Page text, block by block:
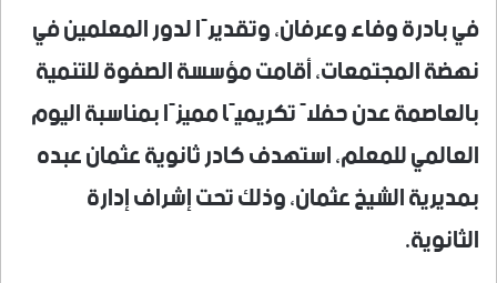
في بادرة وفاء وعرفان، وتقديرًا لدور المعلمين في
نهضة المجتمعات، أقامت مؤسسة الصفوة للتنمية
بالعاصمة عدن حفلاً تكريميًا مميزًا بمناسبة اليوم
العالمي للمعلم، استهدف كادر ثانوية عثمان عبده
بمديرية الشيخ عثمان، وذلك تحت إشراف إدارة
الثانوية.